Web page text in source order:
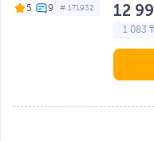
5 # 171932 12
1 083